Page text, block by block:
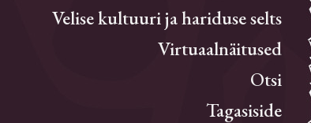
Velise kultuuri ja hariduse selts
Virtuaalnäitused
Otsi
Tagasiside